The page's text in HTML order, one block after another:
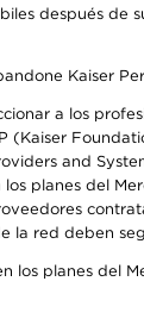
después de
Kaiser
a los
and
planes del
red deben
los planes del